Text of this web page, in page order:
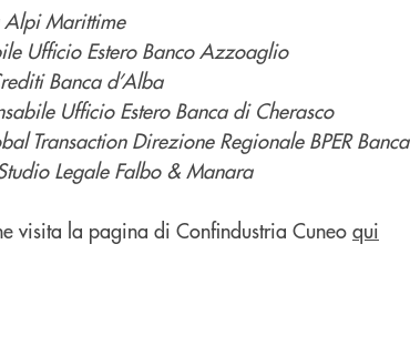
Alpi Marittime
Ufficio Estero Banco Azzoaglio
Banca d’Alba
Ufficio Estero Banca di Cherasco
Transaction Direzione Regionale BPER Banca
Legale Falbo & Manara
visita la pagina di Confindustria Cuneo qui